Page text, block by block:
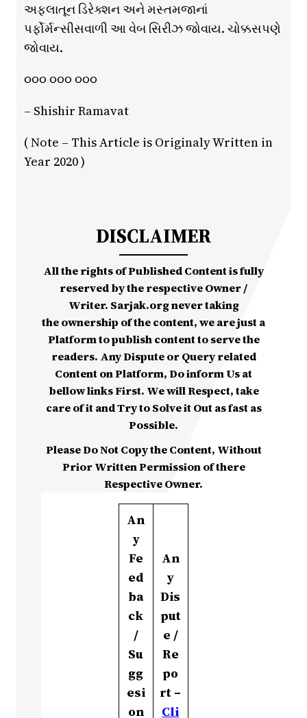
અફલાતૂન ડિરેક્શન અને મસ્તમજાનાં
પર્ફોર્મન્સીસવાળી આ વેબ સિરીઝ જોવાય. ચોક્કસપણે
જોવાય.
૦૦૦ ૦૦૦ ૦૦૦
– Shishir Ramavat
( Note – This Article is Originaly Written in
Year 2020 )
DISCLAIMER
All the rights of Published Content is fully
reserved by the respective Owner /
Writer. Sarjak.org never taking
the ownership of the content, we are just a
Platform to publish content to serve the
readers. Any Dispute or Query related
Content on Platform, Do inform Us at
bellow links First. We will Respect, take
care of it and Try to Solve it Out as fast as
Possible.
Please Do Not Copy the Content, Without
Prior Written Permission of there
Respective Owner.
An
y
Fe
ed
ba
ck
/
Su
gg
esi
on
An
y
Dis
put
e /
Re
po
rt –
Cli